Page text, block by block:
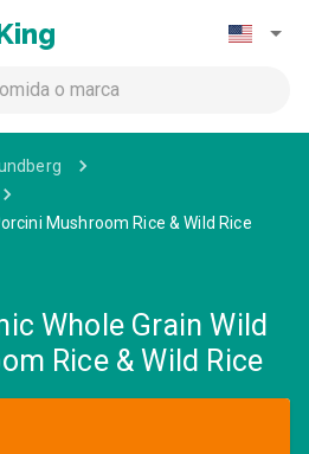
Mushroom Rice & Wild Rice
Whole Grain Wild
Rice & Wild Rice